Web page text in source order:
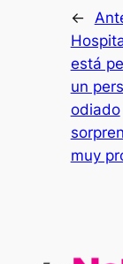
←
está
un
odiado
muy